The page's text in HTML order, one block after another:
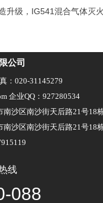
升级，IG541混合气体灭
公司
：020-31145279
企业QQ：927280534
南沙区南沙街天后路21号18
南沙区南沙街天后路21号18
线
088